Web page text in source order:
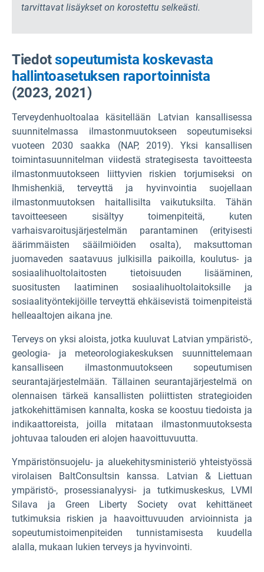
tarvittavat lisäykset on korostettu selkeästi.
Tiedotsopeutumista koskevasta
hallintoasetuksen raportoinnista
(2023, 2021)
Terveydenhuoltoalaa käsitellään Latvian kansallisessa
suunnitelmassa ilmastonmuutokseen sopeutumiseksi
vuoteen 2030 saakka (NAP, 2019). Yksi kansallisen
toimintasuunnitelman viidestä strategisesta tavoitteesta
ilmastonmuutokseen liittyvien riskien torjumiseksi on
Ihmishenkiä, terveyttä ja hyvinvointia suojellaan
ilmastonmuutoksen haitallisilta vaikutuksilta. Tähän
tavoitteeseen sisältyy toimenpiteitä, kuten
varhaisvaroitusjärjestelmän parantaminen (erityisesti
äärimmäisten sääilmiöiden osalta), maksuttoman
juomaveden saatavuus julkisilla paikoilla, koulutus- ja
sosiaalihuoltolaitosten tietoisuuden lisääminen,
suositusten laatiminen sosiaalihuoltolaitoksille ja
sosiaalityöntekijöille terveyttä ehkäisevistä toimenpiteistä
helleaaltojen aikana jne.
Terveys on yksi aloista, jotka kuuluvat Latvian ympäristö-,
geologia- ja meteorologiakeskuksen suunnittelemaan
kansalliseen ilmastonmuutokseen sopeutumisen
seurantajärjestelmään. Tällainen seurantajärjestelmä on
olennaisen tärkeä kansallisten poliittisten strategioiden
jatkokehittämisen kannalta, koska se koostuu tiedoista ja
indikaattoreista, joilla mitataan ilmastonmuutoksesta
johtuvaa talouden eri alojen haavoittuvuutta.
Ympäristönsuojelu- ja aluekehitysministeriö yhteistyössä
virolaisen BaltConsultsin kanssa. Latvian & Liettuan
ympäristö-, prosessianalyysi- ja tutkimuskeskus, LVMI
Silava ja Green Liberty Society ovat kehittäneet
tutkimuksia riskien ja haavoittuvuuden arvioinnista ja
sopeutumistoimenpiteiden tunnistamisesta kuudella
alalla, mukaan lukien terveys ja hyvinvointi.